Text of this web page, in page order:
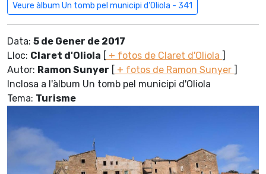
Veure àlbum Un tomb pel municipi d'Oliola - 341
Data: 5 de Gener de 2017
Lloc: Claret d'Oliola [ + fotos de Claret d'Oliola ]
Autor: Ramon Sunyer [ + fotos de Ramon Sunyer ]
Inclosa a l'àlbum Un tomb pel municipi d'Oliola
Tema: Turisme